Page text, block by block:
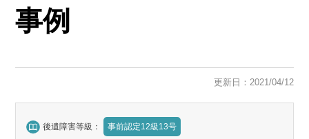
事例
更新日：2021/04/12
後遺障害等級： 事前認定12級13号